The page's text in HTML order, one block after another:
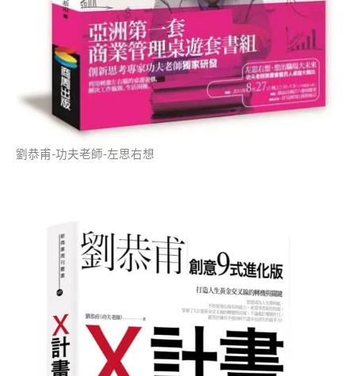
劉恭甫-功夫老師-左思右想